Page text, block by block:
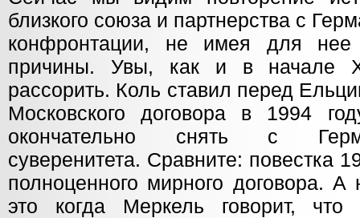
близкого союза и партнерства с
конфронтации, не имея для
причины. Увы, как и в начале
рассорить. Коль ставил перед
Московского договора в 1994
окончательно снять с
суверенитета. Сравните: повестка
полноценного мирного договора.
это когда Меркель говорит,